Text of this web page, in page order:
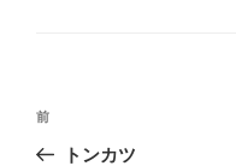
投
前
の
前
トンカツ